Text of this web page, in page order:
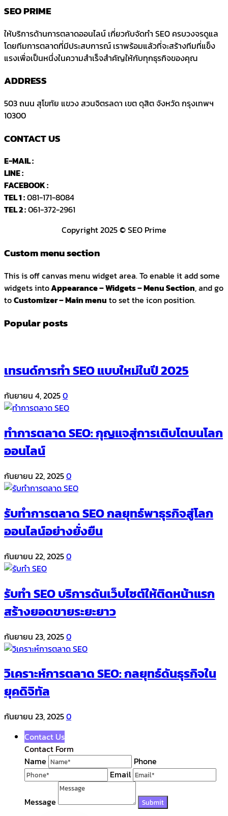
SEO PRIME
ให้บริการด้านการตลาดออนไลน์ เกี่ยวกับจัดทำ SEO ครบวงจรดูแล
โดยทีมการตลาดที่มีประสบการณ์ เราพร้อมแล้วที่จะสร้างทีมที่แข็ง
แรงเพื่อเป็นหนึ่งในความสำเร็จสำคัญให้กับทุกธุรกิจของคุณ
ADDRESS
503 ถนน สุโขทัย แขวง สวนจิตรลดา เขต ดุสิต จังหวัด กรุงเทพฯ
10300
CONTACT US
E-MAIL :
LINE :
FACEBOOK :
TEL 1 :081-171-8084
TEL 2 :061-372-2961
Copyright 2025 © SEO Prime
Custom menu section
This is off canvas menu widget area. To enable it add some
widgets intoAppearance – Widgets – Menu Section, and go
toCustomizer – Main menu to set the icon position.
Popular posts
เทรนด์การทำ SEO แบบใหม่ในปี 2025
กันยายน 4, 20250
ทำการตลาด SEO: กุญแจสู่การเติบโตบนโลก
ออนไลน์
กันยายน 22, 20250
รับทำการตลาด SEO กลยุทธ์พาธุรกิจสู่โลก
ออนไลน์อย่างยั่งยืน
กันยายน 22, 20250
รับทำ SEO บริการดันเว็บไซต์ให้ติดหน้าแรก
สร้างยอดขายระยะยาว
กันยายน 23, 20250
วิเคราะห์การตลาด SEO: กลยุทธ์ดันธุรกิจใน
ยุคดิจิทัล
กันยายน 23, 20250
Contact Us
Contact Form
Name
Phone
Email
Message